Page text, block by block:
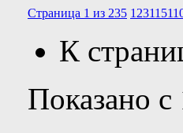
Страница 1 из 235 1 2311 51
К
Показано